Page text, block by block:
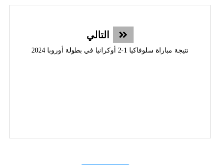
التالي
نتيجة مباراة سلوفاكيا 1-2 أوكرانيا في بطولة أوروبا 2024